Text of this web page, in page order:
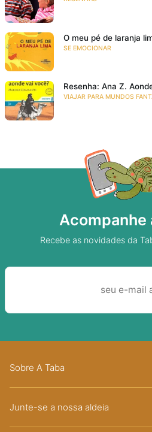
O meu pé de laranja
SE EMOCIONAR
Resenha: Ana Z.
VIAJAR PARA MUNDOS
Acompanhe
Recebe as novidades da
Sobre A Taba
Junte-se a nossa aldeia